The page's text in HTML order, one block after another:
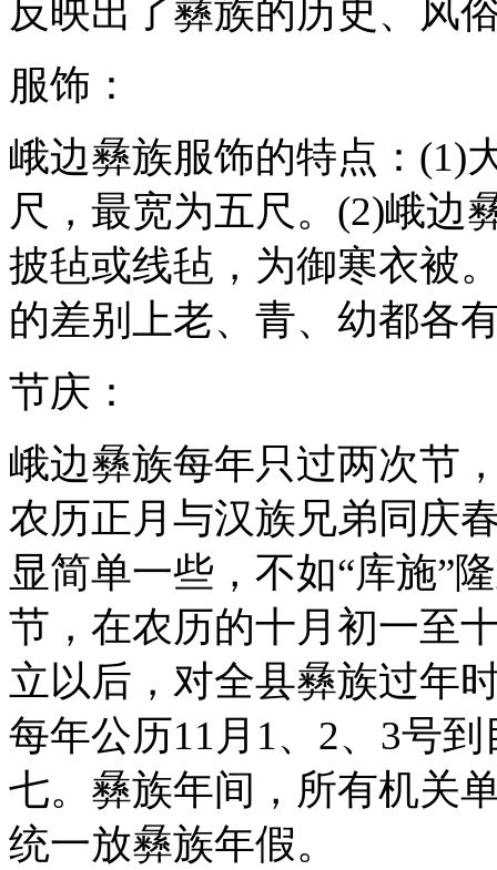
反映出了彝族的历史、风
服饰：
峨边彝族服饰的特点：(1)
尺，最宽为五尺。(2)峨边
披毡或线毡，为御寒衣被
的差别上老、青、幼都各
节庆：
峨边彝族每年只过两次节
农历正月与汉族兄弟同庆
显简单一些，不如“库施”
节，在农历的十月初一至
立以后，对全县彝族过年
每年公历11月1、2、3号
七。彝族年间，所有机关
统一放彝族年假。